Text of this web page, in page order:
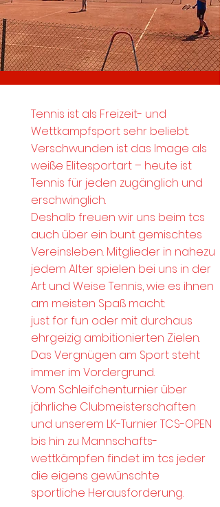
uns im Tennisclub
Tennis ist als Freizeit- und
Wettkampfsport sehr beliebt.
Verschwunden ist das Image als
weiße Elitesportart – heute ist
Tennis für jeden zugänglich und
erschwinglich.
Deshalb freuen wir uns beim tcs
auch über ein bunt gemischtes
Vereinsleben. Mitglieder in nahezu
jedem Alter spielen bei uns in der
Art und Weise Tennis, wie es ihnen
am meisten Spaß macht:
just for fun oder mit durchaus
ehrgeizig ambitionierten Zielen.
Das Vergnügen am Sport steht
immer im Vordergrund.
Vom Schleifchenturnier über
jährliche Clubmeisterschaften
und unserem LK-Turnier TCS-OPEN
bis hin zu Mannschafts-
wettkämpfen findet im tcs jeder
die eigens gewünschte
sportliche Herausforderung.